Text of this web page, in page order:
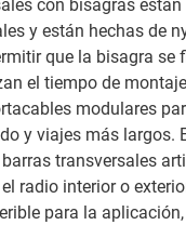
con bisagras
y están hechas de
que la bisagra se
el tiempo de
modulares
y viajes más largos.
transversales
radio interior o
para la